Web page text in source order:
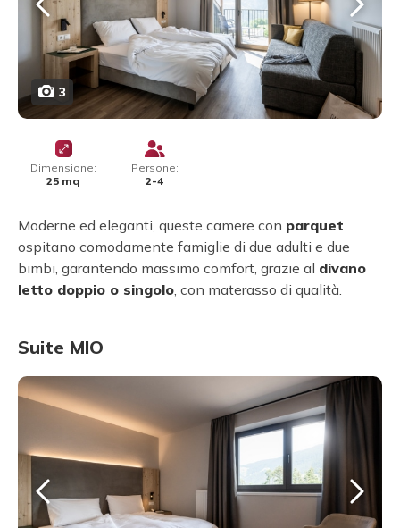
3
Dimensione:
25 mq
Persone:
2-4
Moderne ed eleganti, queste camere con parquet
ospitano comodamente famiglie di due adulti e due
bimbi, garantendo massimo comfort, grazie al divano
letto doppio o singolo, con materasso di qualità.
Suite MIO